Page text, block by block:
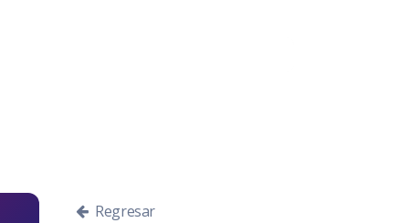
Regresar